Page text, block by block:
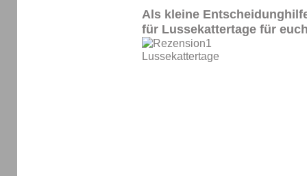
Als kleine
für Lussekattertage für